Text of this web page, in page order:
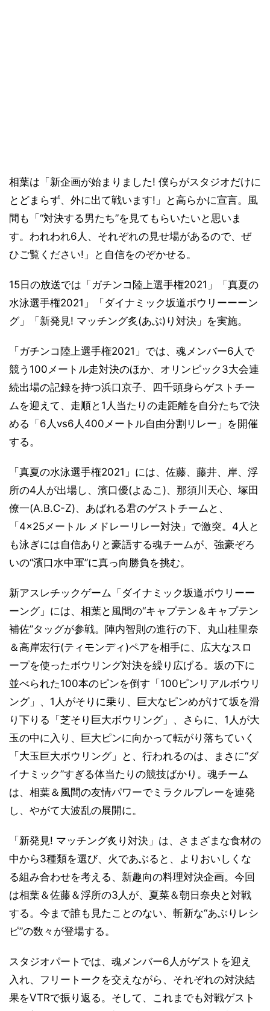
相葉は「新企画が始まりました! 僕らがスタジオだけに
とどまらず、外に出て戦います!」と高らかに宣言。風
間も「“対決する男たち”を見てもらいたいと思いま
す。われわれ6人、それぞれの見せ場があるので、ぜ
ひご覧ください!」と自信をのぞかせる。
15日の放送では「ガチンコ陸上選手権2021」「真夏の
水泳選手権2021」「ダイナミック坂道ボウリーーーン
グ」「新発見! マッチング炙(あぶ)り対決」を実施。
「ガチンコ陸上選手権2021」では、魂メンバー6人で
競う100メートル走対決のほか、オリンピック3大会連
続出場の記録を持つ浜口京子、四千頭身らゲストチー
ムを迎えて、走順と1人当たりの走距離を自分たちで決
める「6人vs6人400メートル自由分割リレー」を開催
する。
「真夏の水泳選手権2021」には、佐藤、藤井、岸、浮
所の4人が出場し、濱口優(よゐこ)、那須川天心、塚田
僚一(A.B.C-Z)、あばれる君のゲストチームと、
「4×25メートル メドレーリレー対決」で激突。4人と
も泳ぎには自信ありと豪語する魂チームが、強豪ぞろ
いの“濱口水中軍”に真っ向勝負を挑む。
新アスレチックゲーム「ダイナミック坂道ボウリーー
ーング」には、相葉と風間の“キャプテン＆キャプテン
補佐”タッグが参戦。陣内智則の進行の下、丸山桂里奈
＆高岸宏行(ティモンディ)ペアを相手に、広大なスロ
ープを使ったボウリング対決を繰り広げる。坂の下に
並べられた100本のピンを倒す「100ピンリアルボウリ
ング」、1人がそりに乗り、巨大なピンめがけて坂を滑
り下りる「芝そり巨大ボウリング」、さらに、1人が大
玉の中に入り、巨大ピンに向かって転がり落ちていく
「大玉巨大ボウリング」と、行われるのは、まさに“ダ
イナミック”すぎる体当たりの競技ばかり。魂チーム
は、相葉＆風間の友情パワーでミラクルプレーを連発
し、やがて大波乱の展開に。
「新発見! マッチング炙り対決」は、さまざまな食材の
中から3種類を選び、火であぶると、よりおいしくな
る組み合わせを考える、新趣向の料理対決企画。今回
は相葉＆佐藤＆浮所の3人が、夏菜＆朝日奈央と対戦
する。今まで誰も見たことのない、斬新な“あぶりレシ
ピ”の数々が登場する。
スタジオパートでは、魂メンバー6人がゲストを迎え
入れ、フリートークを交えながら、それぞれの対決結
果をVTRで振り返る。そして、これまでも対戦ゲスト